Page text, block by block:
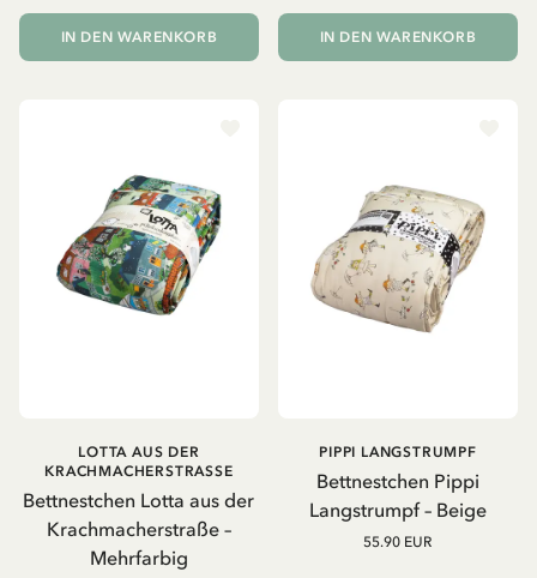
IN DEN WARENKORB IN DEN WARENKORB
Bettnestchen Lotta aus der
Krachmacherstraße –
Mehrfarbig
LOTTA AUS DER
KRACHMACHERSTRASSE
Bettnestchen Pippi
Langstrumpf – Beige
PIPPI LANGSTRUMPF
55.90 EUR